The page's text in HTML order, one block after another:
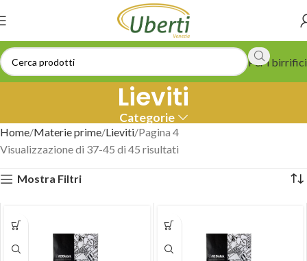
Per i birrifici
Lieviti
Categorie
Home Materie prime Lieviti Pagina 4
Visualizzazione di 37-45 di 45 risultati
Mostra Filtri